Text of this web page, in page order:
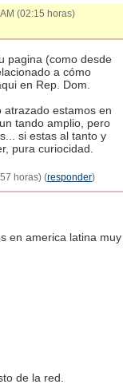
(02:15 horas)
pagina (como desde
a cómo
en Rep. Dom.
atrazado estamos en
tando amplio, pero
si estas al tanto y
pura curiocidad.
horas) (responder)
en america latina muy
de la red.